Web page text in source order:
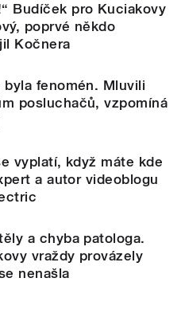
Budíček pro Kuciakovy
poprvé někdo
Kočnera
byla fenomén. Mluvili
posluchačů, vzpomíná
vyplatí, když máte kde
a autor videoblogu
a chyba patologa.
vraždy provázely
nenašla